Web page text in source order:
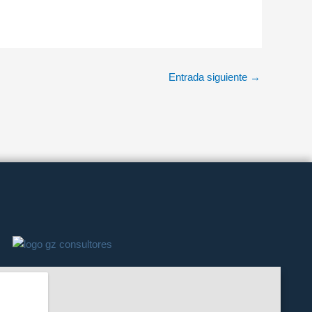
Entrada siguiente →